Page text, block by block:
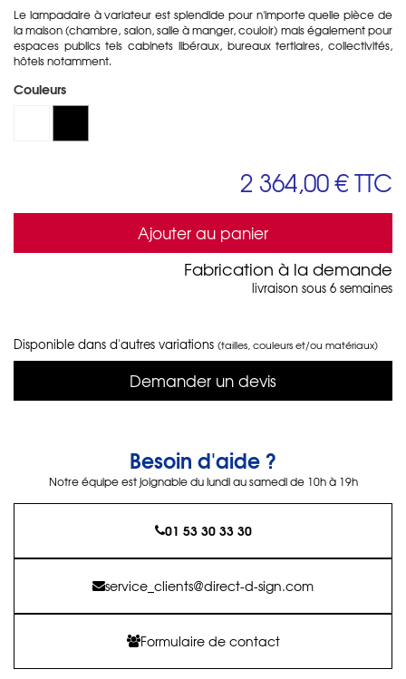
Le lampadaire à variateur est splendide pour n'importe quelle pièce de
la maison (chambre, salon, salle à manger, couloir) mais également pour
espaces publics tels cabinets libéraux, bureaux tertiaires, collectivités,
hôtels notamment.
Couleurs
2 364,00 €TTC
Ajouter au panier
Fabrication à la demande
livraison sous 6 semaines
Disponible dans d'autres variations (tailles, couleurs et/ou matériaux)
Demander un devis
Besoin d'aide ?
Notre équipe est joignable du lundi au samedi de 10h à 19h
01 53 30 33 30
service_clients@direct-d-sign.com
Formulaire de contact